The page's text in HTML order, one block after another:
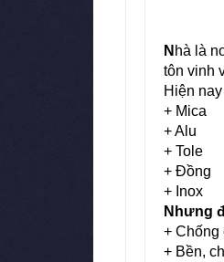
N hà là
tôn vinh
Hiện
+ Mica
+ Alu
+ Tole
+ Đồng
+ Inox
Nhưng
+ Chống
+ Bền,